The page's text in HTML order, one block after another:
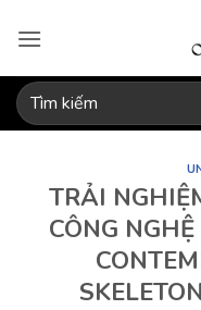
qua
dung
Tìm
kiếm:
TRẢI
CÔNG